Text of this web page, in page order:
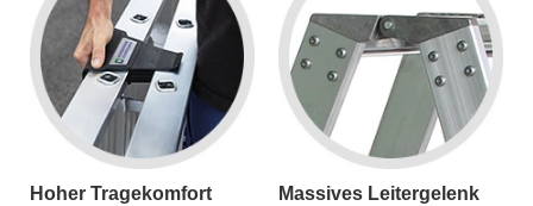
Hoher Tragekomfort
Massives Leitergelenk